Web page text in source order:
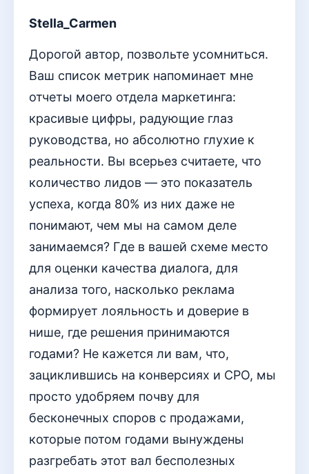
Stella_Carmen
Дорогой автор, позвольте усомниться.
Ваш список метрик напоминает мне
отчеты моего отдела маркетинга:
красивые цифры, радующие глаз
руководства, но абсолютно глухие к
реальности. Вы всерьез считаете, что
количество лидов — это показатель
успеха, когда 80% из них даже не
понимают, чем мы на самом деле
занимаемся? Где в вашей схеме место
для оценки качества диалога, для
анализа того, насколько реклама
формирует лояльность и доверие в
нише, где решения принимаются
годами? Не кажется ли вам, что,
зациклившись на конверсиях и CPO, мы
просто удобряем почву для
бесконечных споров с продажами,
которые потом годами вынуждены
разгребать этот вал бесполезных